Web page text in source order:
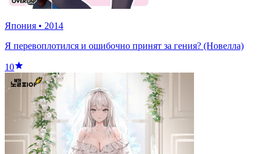
Япония • 2014
Я перевоплотился и ошибочно принят за гения? (Новелла)
10